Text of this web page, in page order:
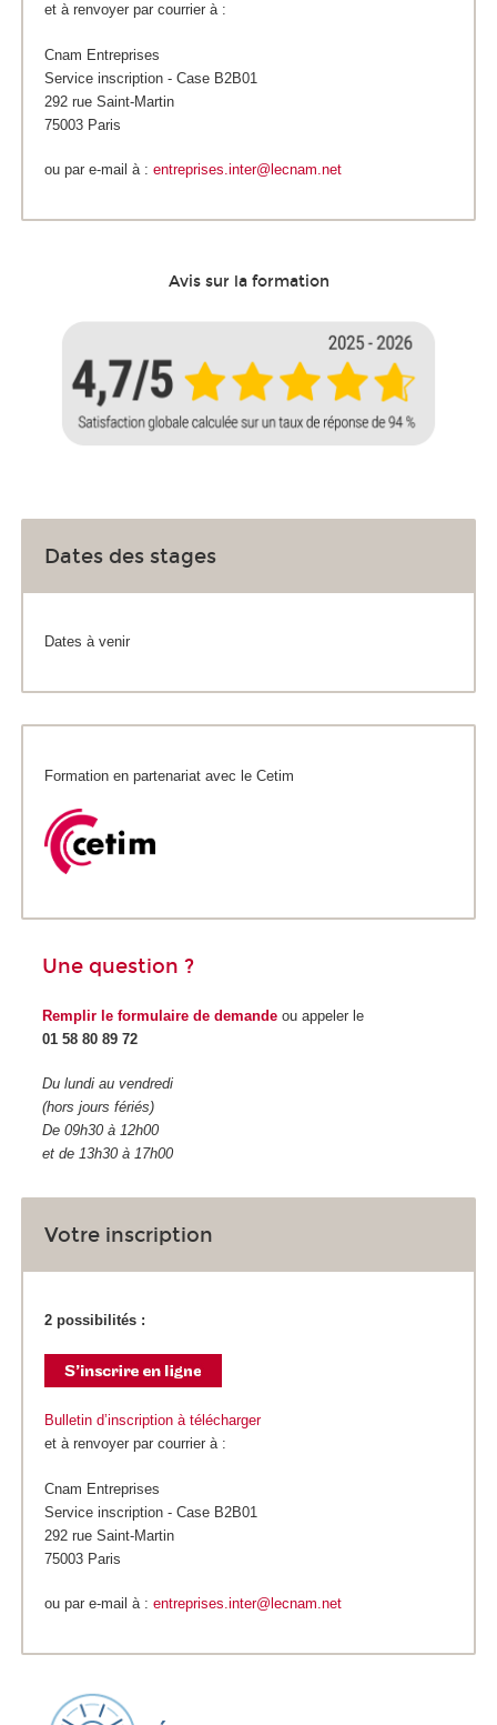
et à renvoyer par courrier à :
Cnam Entreprises
Service inscription - Case B2B01
292 rue Saint-Martin
75003 Paris
ou par e-mail à : entreprises.inter@lecnam.net
Avis sur la formation
Dates des stages
Dates à venir
Formation en partenariat avec le Cetim
Une question ?
Remplir le formulaire de demande ou appeler le
01 58 80 89 72
Du lundi au vendredi
(hors jours fériés)
De 09h30 à 12h00
et de 13h30 à 17h00
Votre inscription
2 possibilités :
Bulletin d’inscription à télécharger
et à renvoyer par courrier à :
Cnam Entreprises
Service inscription - Case B2B01
292 rue Saint-Martin
75003 Paris
ou par e-mail à : entreprises.inter@lecnam.net